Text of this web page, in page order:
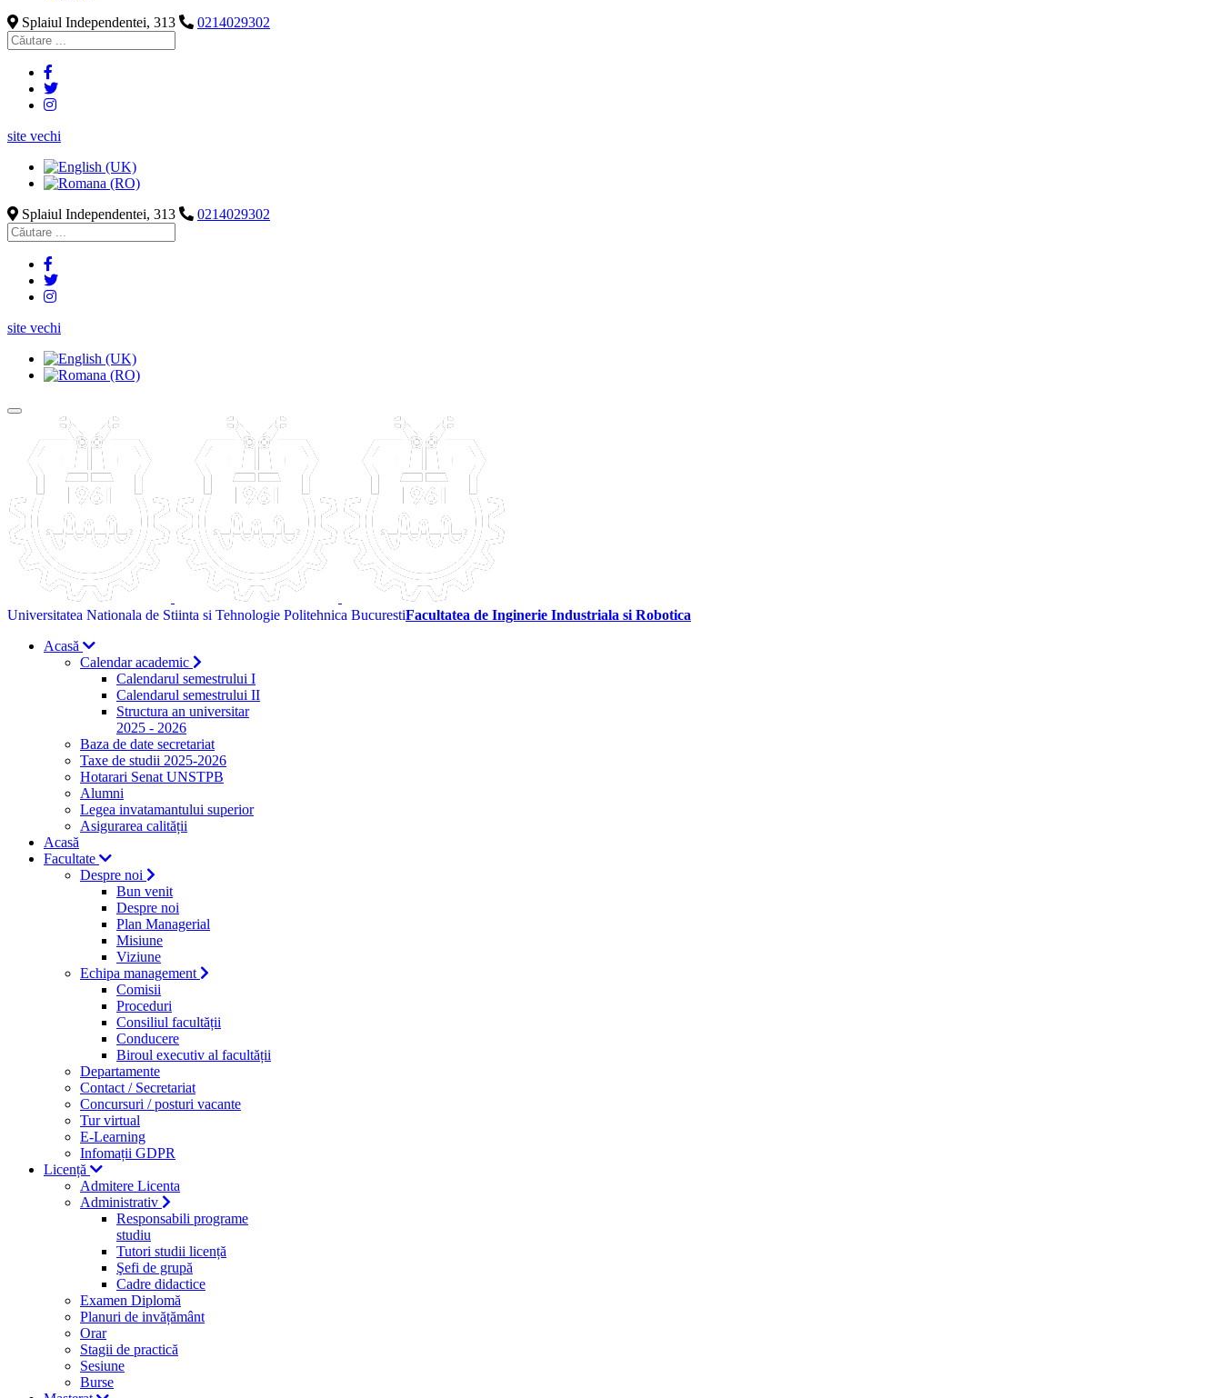
Splaiul Independentei, 313
0214029302
site vechi
Splaiul Independentei, 313 0214029302
site vechi
Universitatea Nationala de Stiinta si Tehnologie Politehnica BucurestiFacultatea de Inginerie Industriala si Robotica
Acasă
Calendar academic
Calendarul semestrului I
Calendarul semestrului II
Structura an universitar
2025 - 2026
Baza de date secretariat
Taxe de studii 2025-2026
Hotarari Senat UNSTPB
Alumni
Legea invatamantului superior
Asigurarea calității
Acasă
Facultate
Despre noi
Bun venit
Despre noi
Plan Managerial
Misiune
Viziune
Echipa management
Comisii
Proceduri
Consiliul facultății
Conducere
Biroul executiv al facultății
Departamente
Contact / Secretariat
Concursuri / posturi vacante
Tur virtual
E-Learning
Infomații GDPR
Licență
Admitere Licenta
Administrativ
Responsabili programe
studiu
Tutori studii licență
Şefi de grupă
Cadre didactice
Examen Diplomă
Planuri de invățământ
Orar
Stagii de practică
Sesiune
Burse